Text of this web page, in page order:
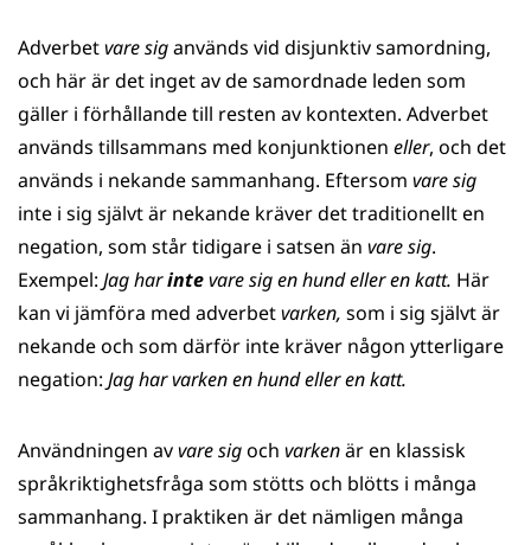
Adverbetvare siganvänds vid disjunktiv samordning,
och här är det inget av de samordnade leden som
gäller i förhållande till resten av kontexten. Adverbet
används tillsammans med konjunktionen eller, och det
används i nekande sammanhang. Eftersom vare sig
inte i sig självt är nekande kräver det traditionellt en
negation, som står tidigare i satsen än vare sig.
Exempel: Jag harintevare sig en hund eller en katt. Här
kan vi jämföra med adverbetvarken, som i sig självt är
nekande och som därför inte kräver någon ytterligare
negation: Jag har varken en hund eller en katt.
Användningen avvare sigoch varkenär en klassisk
språkriktighetsfråga som stötts och blötts i många
sammanhang. I praktiken är det nämligen många